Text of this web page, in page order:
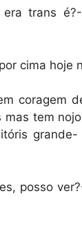
trans
cima hoje
coragem
mas tem
posso